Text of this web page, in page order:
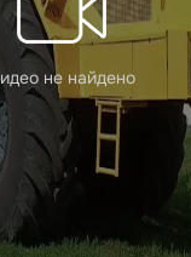
не найдено